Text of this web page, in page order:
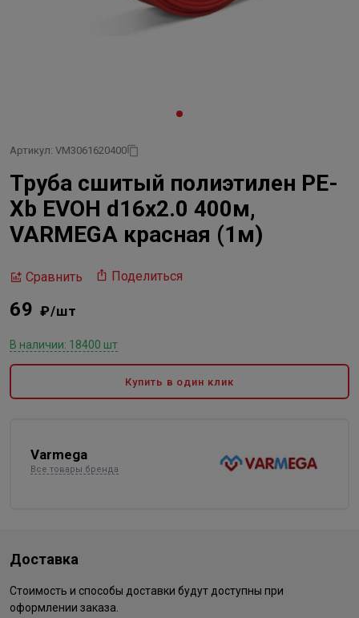
Артикул: VM3061620400
Труба сшитый полиэтилен PE-
Xb EVOH d16x2.0 400м,
VARMEGA красная (1м)
Сравнить Поделиться
69 ₽/шт
В наличии: 18400 шт
Купить в один клик
Varmega
Все товары бренда
Доставка
Стоимость и способы доставки будут доступны при
оформлении заказа.